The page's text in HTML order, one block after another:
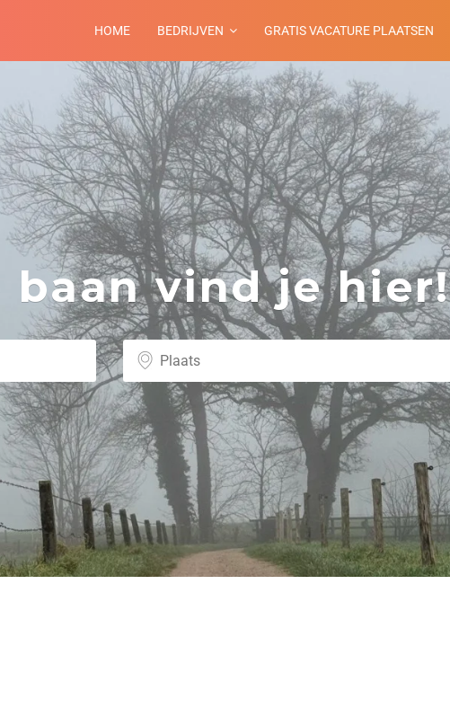
HOME BEDRIJVEN GRATIS VACATURE PLAATSEN
baan vind je hier!